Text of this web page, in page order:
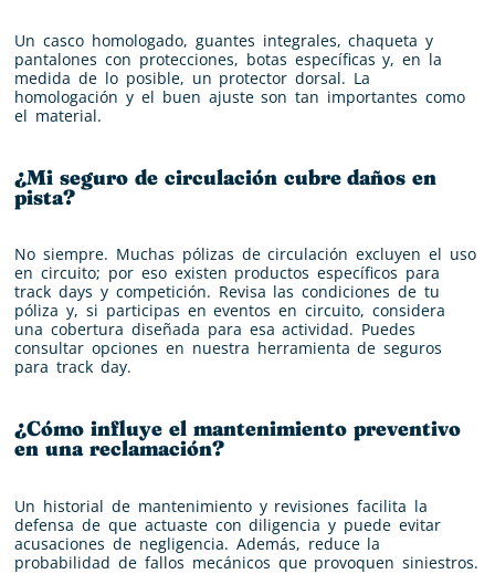
Un casco homologado, guantes integrales, chaqueta y
pantalones con protecciones, botas específicas y, en la
medida de lo posible, un protector dorsal. La
homologación y el buen ajuste son tan importantes como
el material.
¿Mi seguro de circulación cubre daños en
pista?
No siempre. Muchas pólizas de circulación excluyen el uso
en circuito; por eso existen productos específicos para
track days y competición. Revisa las condiciones de tu
póliza y, si participas en eventos en circuito, considera
una cobertura diseñada para esa actividad. Puedes
consultar opciones en nuestra herramienta de seguros
para track day.
¿Cómo influye el mantenimiento preventivo
en una reclamación?
Un historial de mantenimiento y revisiones facilita la
defensa de que actuaste con diligencia y puede evitar
acusaciones de negligencia. Además, reduce la
probabilidad de fallos mecánicos que provoquen siniestros.